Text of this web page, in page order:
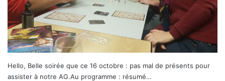
Hello, Belle soirée que ce 16 octobre : pas mal de présents pour
assister à notre AG.Au programme : résumé…